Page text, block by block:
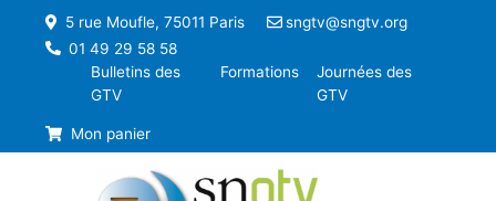
5 rue Moufle, 75011 Paris
sngtv@sngtv.org
01 49 29 58 58
Bulletins des
GTV
Formations
Journées des
GTV
Mon panier